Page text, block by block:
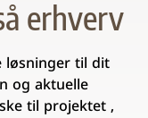
erhverv
løsninger til dit
og aktuelle
til projektet ,